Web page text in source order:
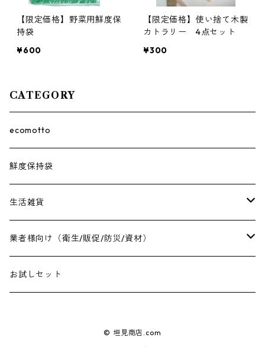
【限定価格】野菜用鮮度保
持袋
¥600
【限定価格】使い捨て木製
カトラリー 4点セット
¥300
CATEGORY
ecomotto
鮮度保持袋
生活雑貨
保冷バッグ
アクセサリーラック
業者様向け（衛生/販促/防災/資材）
衛生用品
お試しセット
© 垣見商店.com